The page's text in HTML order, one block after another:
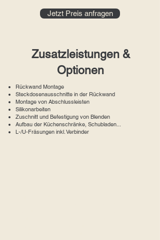
Jetzt Preis anfragen
Zusatzleistungen &
Optionen
Rückwand Montage
Steckdosenausschnitte in der Rückwand
Montage von Abschlussleisten
Silikonarbeiten
Zuschnitt und Befestigung von Blenden
Aufbau der Küchenschränke, Schubladen...
L-/U-Fräsungen inkl. Verbinder